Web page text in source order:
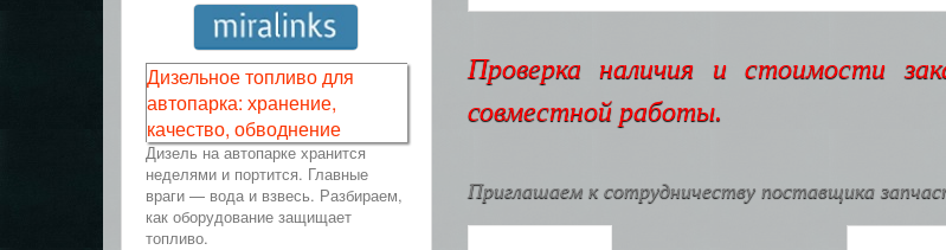
Проверка наличия и стоимости
совместной работы.
Приглашаем к сотрудничеству поставщика
Дизельное топливо для
автопарка: хранение,
качество, обводнение
Дизель на автопарке хранится
неделями и портится. Главные
враги — вода и взвесь. Разбираем,
как оборудование защищает
топливо.